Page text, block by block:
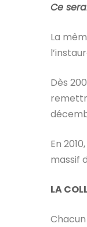
Ce
La
Dès
En
massif
LA